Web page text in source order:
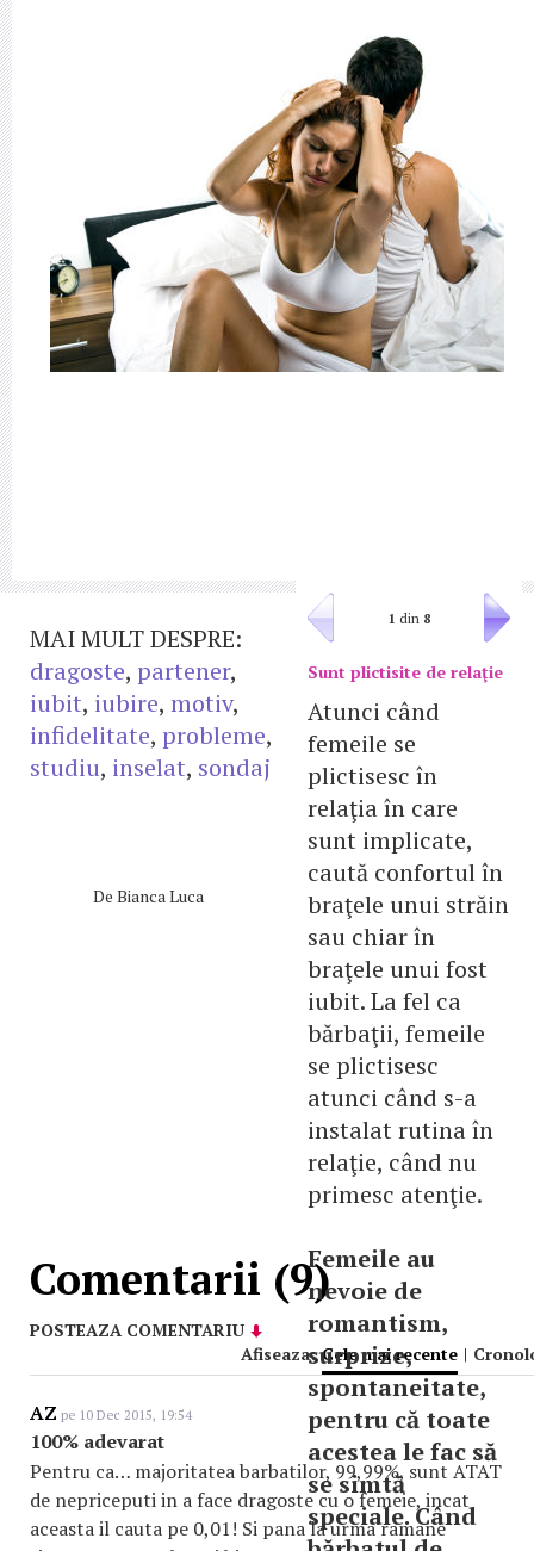
1 din 8
Sunt plictisite de relaţie
Atunci când
femeile se
plictisesc în
relaţia în care
sunt implicate,
caută confortul în
braţele unui străin
sau chiar în
braţele unui fost
iubit. La fel ca
bărbaţii, femeile
se plictisesc
atunci când s-a
instalat rutina în
relaţie, când nu
primesc atenţie.
Femeile au
nevoie de
romantism,
surprize,
spontaneitate,
pentru că toate
acestea le fac să
se simtă
speciale. Când
MAI MULT DESPRE:
dragoste, partener,
iubit, iubire, motiv,
infidelitate, probleme,
studiu, inselat, sondaj
De Bianca Luca
Comentarii (9)
POSTEAZA COMENTARIU
Afiseaza: Cele mai recente |
AZ pe 10 Dec 2015, 19:54
100% adevarat
Pentru ca… majoritatea barbatilor, 99,99%, sunt ATAT
de nepriceputi in a face dragoste cu o femeie, incat
aceasta il cauta pe 0,01! Si pana la urma ramane